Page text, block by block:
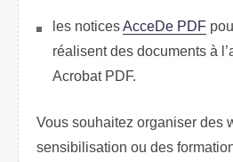
les noticesAcceDe PDF
réalisent des documents à
Acrobat PDF.
Vous souhaitez organiser des
sensibilisation ou des